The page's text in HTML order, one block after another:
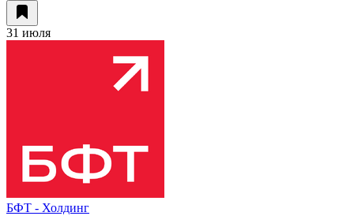
31 июля
БФТ - Холдинг